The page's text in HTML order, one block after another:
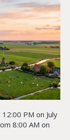
PM on July
8:00 AM on